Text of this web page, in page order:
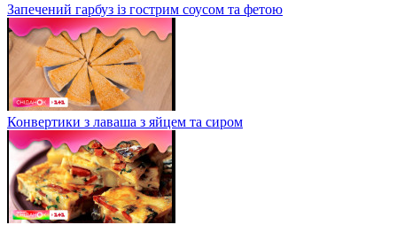
Запечений гарбуз із гострим соусом та фетою
Конвертики з лаваша з яйцем та сиром